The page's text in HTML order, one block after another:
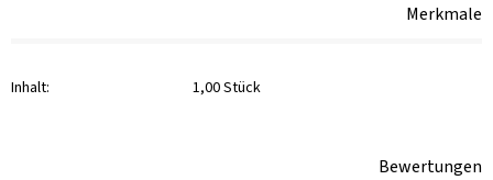
Merkmale
Inhalt: 1,00 Stück
Bewertungen